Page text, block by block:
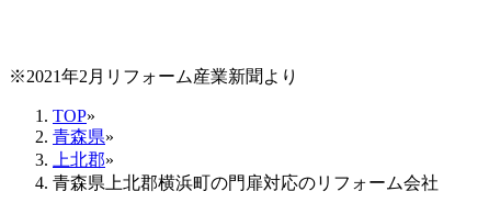
※2021年2月リフォーム産業新聞より
TOP»
青森県»
上北郡»
青森県上北郡横浜町の門扉対応のリフォーム会社